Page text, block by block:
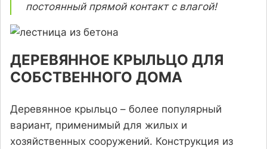
постоянный прямой контакт с влагой!
ДЕРЕВЯННОЕ КРЫЛЬЦО ДЛЯ
СОБСТВЕННОГО ДОМА
Деревянное крыльцо – более популярный
вариант, применимый для жилых и
хозяйственных сооружений. Конструкция из